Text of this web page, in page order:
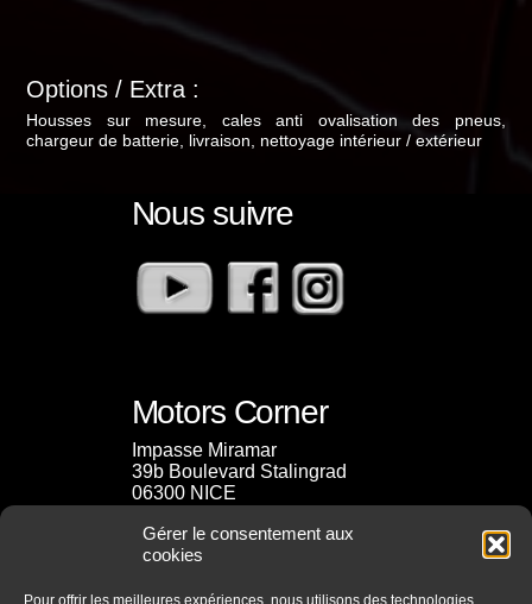
Gérer le consentement aux
cookies
Pour offrir les meilleures expériences, nous utilisons des technologies
Options / Extra :
Housses sur mesure, cales anti ovalisation des pneus,
chargeur de batterie, livraison, nettoyage intérieur / extérieur
Nous suivre
Motors Corner
Impasse Miramar
39b Boulevard Stalingrad
06300 NICE